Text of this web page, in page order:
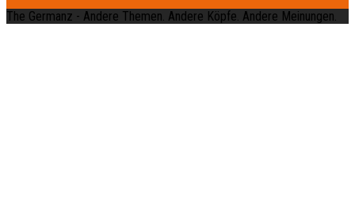
The Germanz - Andere Themen. Andere Köpfe. Andere Meinungen.